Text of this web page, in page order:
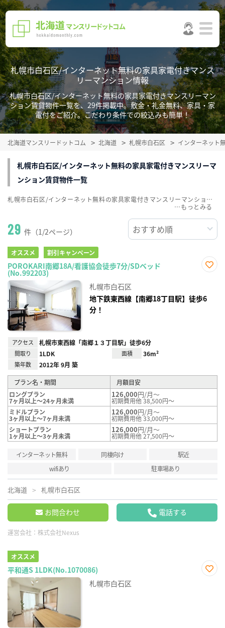
札幌市白石区/インターネット無料の家具家電付きマンス
リーマンション情報
札幌市白石区/インターネット無料の家具家電付きマンスリーマン
ション賃貸物件一覧を、29件掲載中。敷金・礼金無料、家具・家
電付をご紹介。こだわり条件での絞込みも簡単！
北海道マンスリードットコム 北海道 札幌市白石区 インターネット
札幌市白石区/インターネット無料の家具家電付きマンスリーマ
ンション賃貸物件一覧
29 件（1/2ページ）
オススメ 割引キャンペーン
POROKARI南郷18A/看護協会徒歩7分/SDベッド
(No.992203)
録
札幌市白石区
地下鉄東西線【南郷18丁目駅】徒歩6
分！
アクセス 札幌市東西線「南郷１３丁目駅」徒歩6分
間取り 1LDK 面積 36m²
築年数 2012年 9月 築
プラン名・期間
月額目安
ロングプラン
7ヶ月以上～24ヶ月未満
126,000円/月～
初期費用他 38,500円～
ミドルプラン
3ヶ月以上～7ヶ月未満
126,000円/月～
初期費用他 33,000円～
ショートプラン
1ヶ月以上～3ヶ月未満
126,000円/月～
初期費用他 27,500円～
インターネット無料 同棲向け
駅近
wifiあり
駐車場あり
北海道 札幌市白石区
お問合わせ 電話する
運営会社： 株式会社Nexus
オススメ
平和通S 1LDK(No.1070086)
札幌市白石区
札幌市白石区/インターネット無料の家具家電付きマンスリーマンション賃貸物件一覧を、29件掲載中。敷金・礼金無料、家具・家電付をご紹介。こだわり条件での絞込みも簡単！
…